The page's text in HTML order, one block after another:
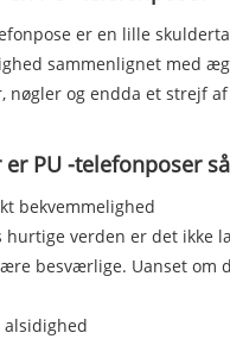
er en lille
sammenlignet med
nøgler og endda et strejf
er PU -telefonposer
bekvemmelighed
hurtige verden er det ikke
besværlige. Uanset om